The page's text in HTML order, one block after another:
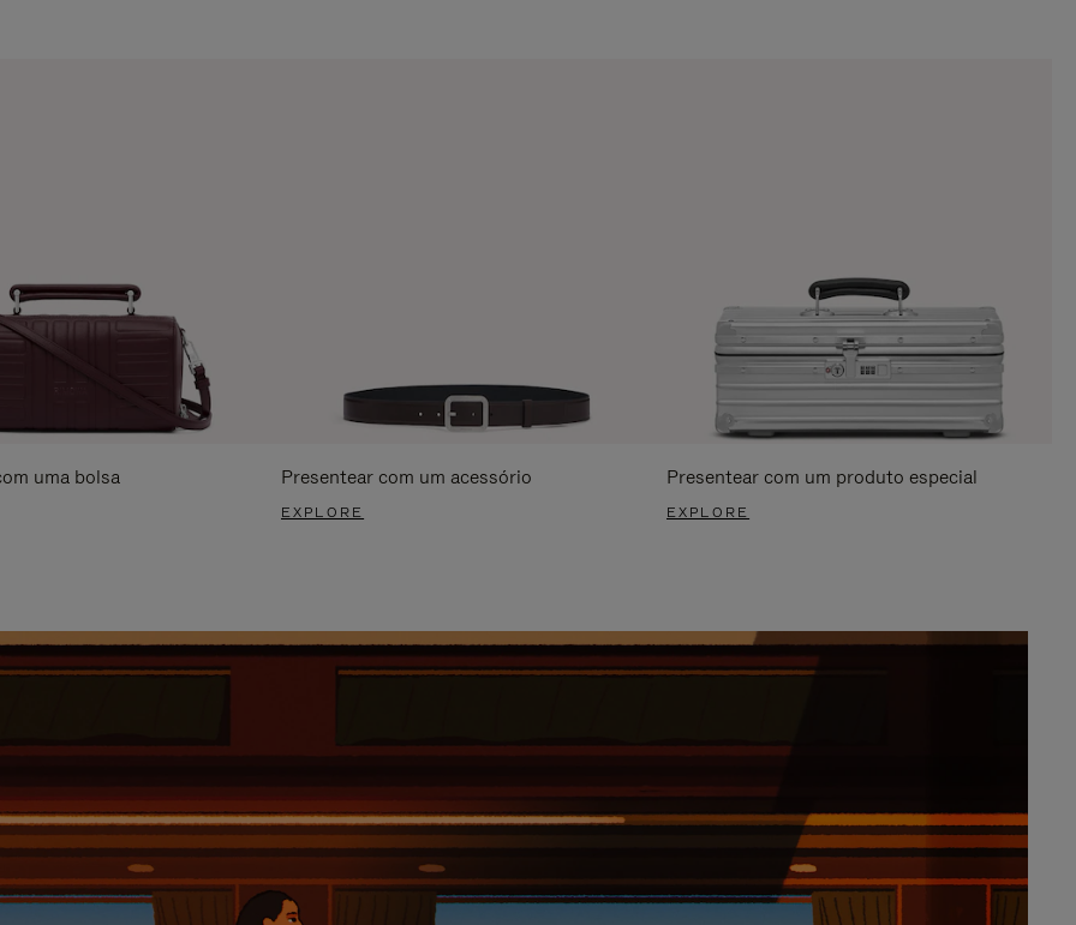
uma bolsa Presentear com um acessório
EXPLORE
Presentear com um produto especial
EXPLORE